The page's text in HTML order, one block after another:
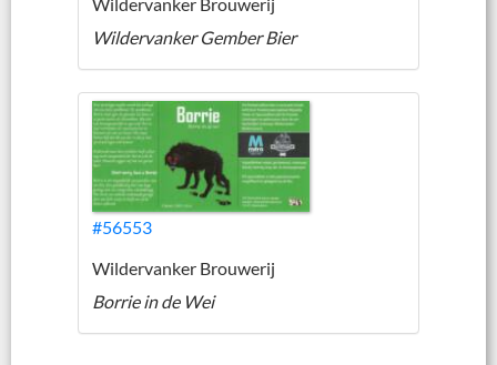
Wildervanker Gember Bier
#56553
Wildervanker Brouwerij
Borrie in de Wei